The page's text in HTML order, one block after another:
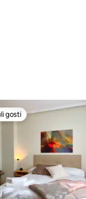
recenzija: 40
rangiranima s oznakom
gosti